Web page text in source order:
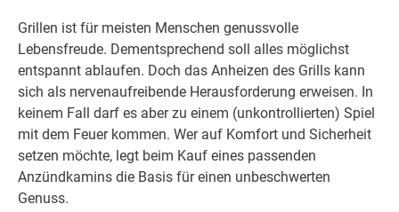
Grillen ist für meisten Menschen genussvolle
Lebensfreude. Dementsprechend soll alles möglichst
entspannt ablaufen. Doch das Anheizen des Grills kann
sich als nervenaufreibende Herausforderung erweisen. In
keinem Fall darf es aber zu einem (unkontrollierten) Spiel
mit dem Feuer kommen. Wer auf Komfort und Sicherheit
setzen möchte, legt beim Kauf eines passenden
Anzündkamins die Basis für einen unbeschwerten
Genuss.